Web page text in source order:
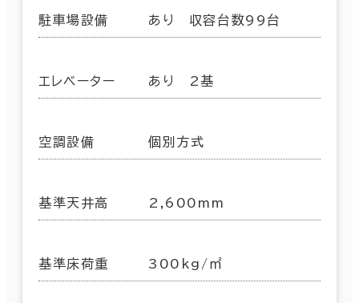
駐車場設備 あり 収容台数99台
エレベーター あり 2基
空調設備 個別方式
基準天井高 2,600mm
基準床荷重 300kg/㎡